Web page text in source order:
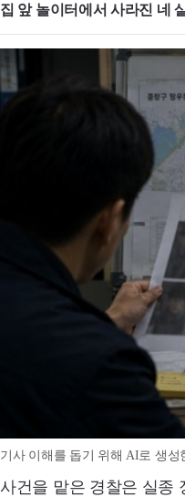
집 앞 놀이터에서 사라진 네
기사 이해를 돕기 위해 AI로 생성
사건을 맡은 경찰은 실종